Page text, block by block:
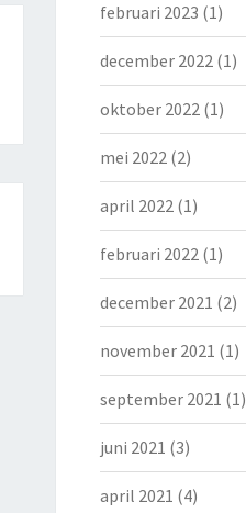
februari 2023 (1)
december 2022(1)
oktober 2022(1)
mei 2022(2)
april 2022(1)
februari 2022(1)
december 2021 (2)
november 2021 (1)
september 2021 (1)
juni 2021 (3)
april 2021 (4)